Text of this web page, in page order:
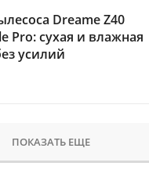
Dreame Z40
Pro: сухая и влажная
усилий
ПОКАЗАТЬ ЕЩЕ